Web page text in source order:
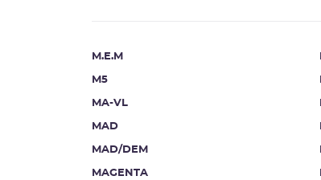
M.E.M
M5
MA-VL
MAD
MAD/DEM
MAGENTA